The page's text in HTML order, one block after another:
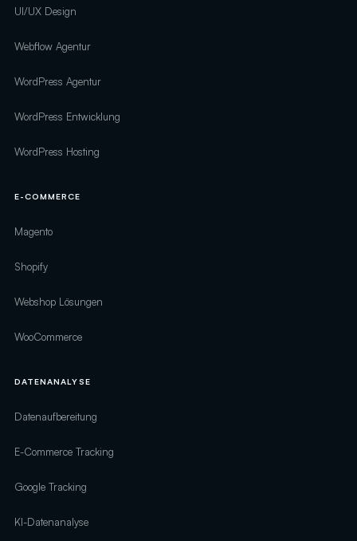
UI/UX Design
Webflow Agentur
WordPress Agentur
WordPress Entwicklung
WordPress Hosting
E-COMMERCE
Magento
Shopify
Webshop Lösungen
WooCommerce
DATENANALYSE
Datenaufbereitung
E-Commerce Tracking
Google Tracking
KI-Datenanalyse